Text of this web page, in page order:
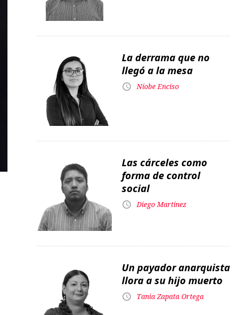
Un payador anarquista